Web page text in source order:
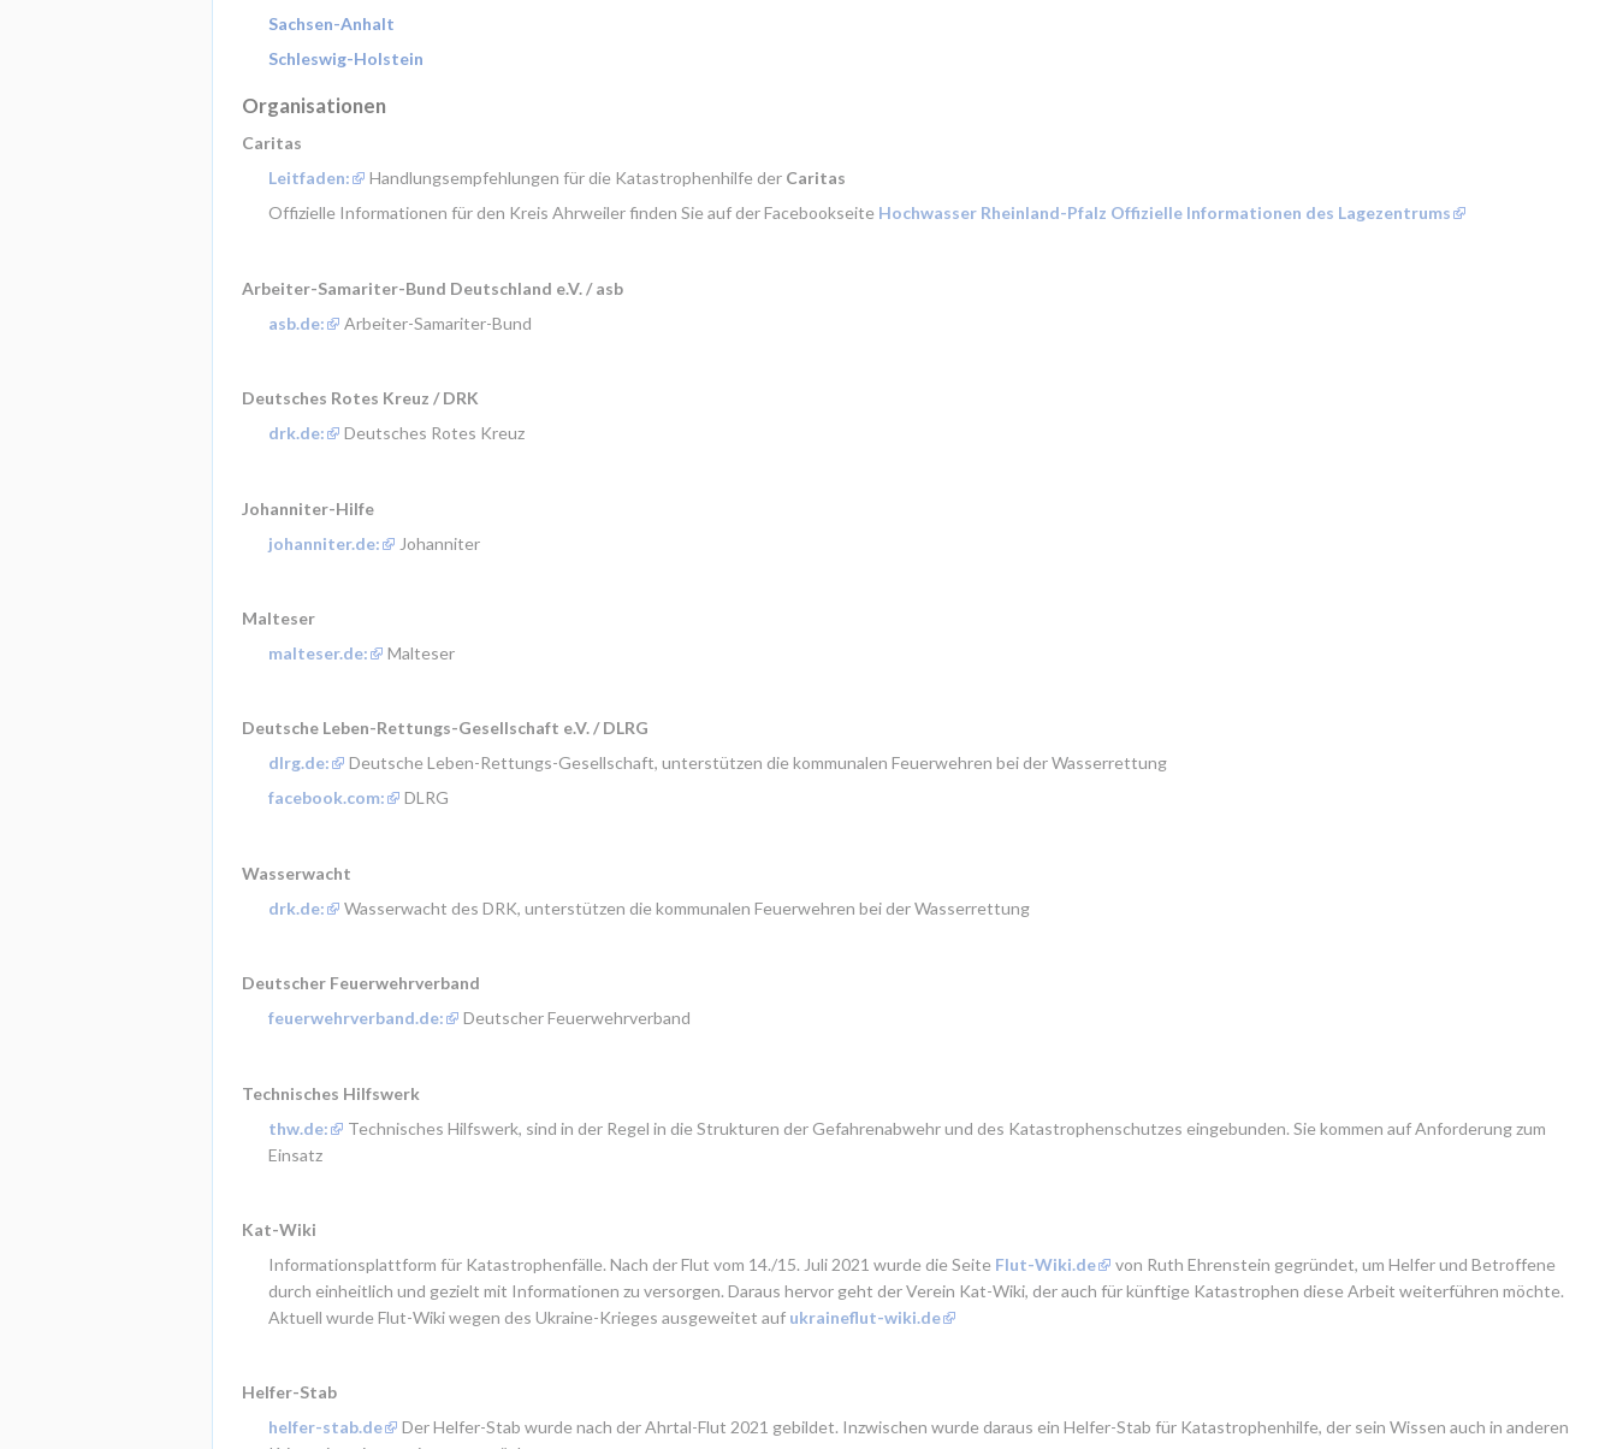
Sachsen-Anhalt
Schleswig-Holstein
Organisationen
Caritas
Leitfaden:
Handlungsempfehlungen für die Katastrophenhilfe der Caritas
Offizielle Informationen für den Kreis Ahrweiler finden Sie auf der Facebookseite Hochwasser Rheinland-Pfalz Offizielle Informationen des Lagezentrums
Arbeiter-Samariter-Bund Deutschland e.V. / asb
asb.de:
Arbeiter-Samariter-Bund
Deutsches Rotes Kreuz / DRK
drk.de:
Deutsches Rotes Kreuz
Johanniter-Hilfe
johanniter.de:
Johanniter
Malteser
malteser.de:
Malteser
Deutsche Leben-Rettungs-Gesellschaft e.V. / DLRG
dlrg.de:
Deutsche Leben-Rettungs-Gesellschaft, unterstützen die kommunalen Feuerwehren bei der Wasserrettung
facebook.com:
DLRG
Wasserwacht
drk.de:
Wasserwacht des DRK, unterstützen die kommunalen Feuerwehren bei der Wasserrettung
Deutscher Feuerwehrverband
feuerwehrverband.de:
Deutscher Feuerwehrverband
Technisches Hilfswerk
thw.de:
Technisches Hilfswerk, sind in der Regel in die Strukturen der Gefahrenabwehr und des Katastrophenschutzes eingebunden. Sie kommen auf Anforderung zum
Einsatz
Kat-Wiki
Informationsplattform für Katastrophenfälle. Nach der Flut vom 14./15. Juli 2021 wurde die Seite Flut-Wiki.de
von Ruth Ehrenstein gegründet, um Helfer und Betroffene
durch einheitlich und gezielt mit Informationen zu versorgen. Daraus hervor geht der Verein Kat-Wiki, der auch für künftige Katastrophen diese Arbeit weiterführen möchte.
Aktuell wurde Flut-Wiki wegen des Ukraine-Krieges ausgeweitet auf ukraineflut-wiki.de
Helfer-Stab
helfer-stab.de
Der Helfer-Stab wurde nach der Ahrtal-Flut 2021 gebildet. Inzwischen wurde daraus ein Helfer-Stab für Katastrophenhilfe, der sein Wissen auch in anderen